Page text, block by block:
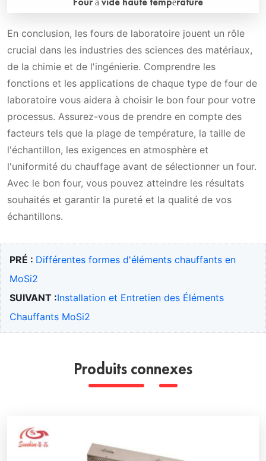
Four à vide haute température
Présentation générale : Four sous vide de laboratoire
haute température, 2200℃ max. Four de traitement
thermique sous vide à haute aspiration. Ce four sous vide
haute température est rentable. Vide max. de 7×10-4Pa.
Excellente uniformité, contrôle précis pour le frittage sous
vide, le brasage et le durcissement, etc. Il est utilisé pour
les matériaux céramiques, les composites céramique-
métal, les métaux réfractaires et les matériaux en alliage,
ainsi que pour le brasage sous vide d'alliages, etc.
En conclusion, les fours de laboratoire jouent un rôle
crucial dans les industries des sciences des matériaux,
de la chimie et de l'ingénierie. Comprendre les
fonctions et les applications de chaque type de four de
laboratoire vous aidera à choisir le bon four pour votre
processus. Assurez-vous de prendre en compte des
facteurs tels que la plage de température, la taille de
l'échantillon, les exigences en atmosphère et
l'uniformité du chauffage avant de sélectionner un four.
Avec le bon four, vous pouvez atteindre les résultats
souhaités et garantir la pureté et la qualité de vos
échantillons.
PRÉ : Différentes formes d'éléments chauffants en
MoSi2
SUIVANT :Installation et Entretien des Éléments
Chauffants MoSi2
Produits connexes